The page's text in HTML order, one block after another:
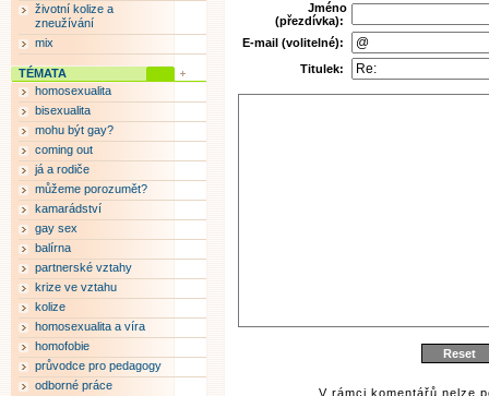
Jméno
(přezdívka):
E-mail (volitelné):
Titulek:
V rámci komentářů nelze
životní kolize a
zneužívání
mix
TÉMATA
homosexualita
bisexualita
mohu být gay?
coming out
já a rodiče
můžeme porozumět?
kamarádství
gay sex
balírna
partnerské vztahy
krize ve vztahu
kolize
homosexualita a víra
homofobie
průvodce pro pedagogy
odborné práce